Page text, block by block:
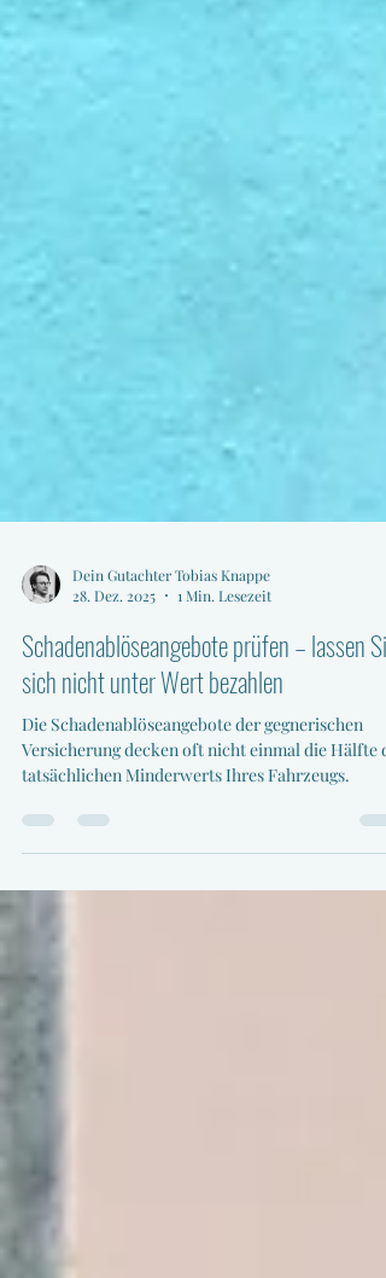
28. Dez. 2025
1 Min. Lesezeit
Schadenablöseangebote prüfen – lassen Sie
sich nicht unter Wert bezahlen
Die Schadenablöseangebote der gegnerischen
tatsächlichen Minderwerts Ihres Fahrzeugs.